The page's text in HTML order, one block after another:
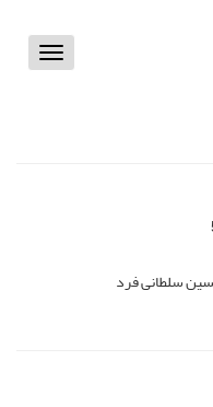
Toggle
سلطانی فرد